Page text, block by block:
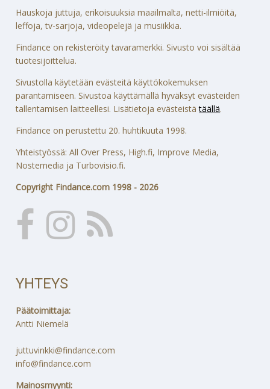
Hauskoja juttuja, erikoisuuksia maailmalta, netti-ilmiöitä,
leffoja, tv-sarjoja, videopelejä ja musiikkia.
Findance on rekisteröity tavaramerkki. Sivusto voi sisältää
tuotesijoittelua.
Sivustolla käytetään evästeitä käyttökokemuksen
parantamiseen. Sivustoa käyttämällä hyväksyt evästeiden
tallentamisen laitteellesi. Lisätietoja evästeistätäällä.
Findance on perustettu 20. huhtikuuta 1998.
Yhteistyössä: All Over Press, High.fi, Improve Media,
Nostemedia ja Turbovisio.fi.
Copyright Findance.com 1998 - 2026
YHTEYS
Päätoimittaja:
Antti Niemelä
juttuvinkki@findance.com
info@findance.com
Mainosmyynti: